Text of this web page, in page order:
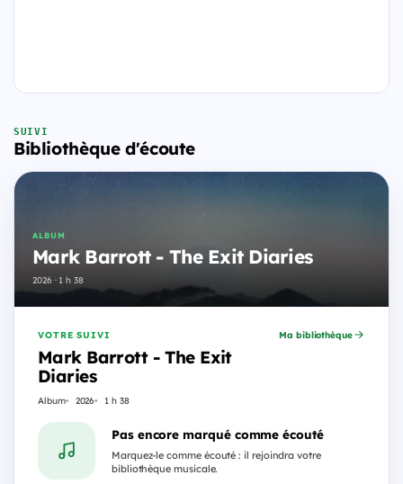
SUIVI
Bibliothèque d'écoute
ALBUM
Mark Barrott - The Exit Diaries
2026 · 1 h 38
VOTRE SUIVI
Mark Barrott - The Exit
Diaries
Album 2026 1 h 38
Ma bibliothèque
Pas encore marqué comme écouté
Marquez-le comme écouté : il rejoindra votre
bibliothèque musicale.